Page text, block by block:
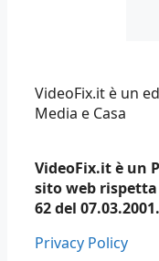
VideoFix.it è un
Media e Casa
VideoFix.it è un
sito web
62 del 07.03.2001.
Privacy Policy